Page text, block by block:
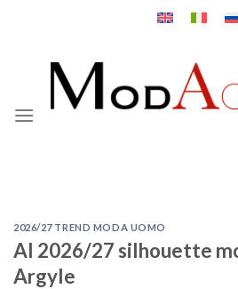
2026/27 TREND MODA UOMO
AI 2026/27 silhouette
Argyle